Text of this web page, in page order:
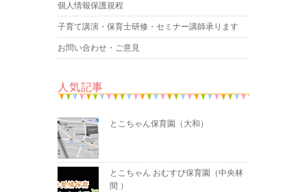
個人情報保護規程
子育て講演・保育士研修・セミナー講師承ります
お問い合わせ・ご意見
人気記事
とこちゃん保育園（大和）
とこちゃん おむすび保育園（中央林
間 ）